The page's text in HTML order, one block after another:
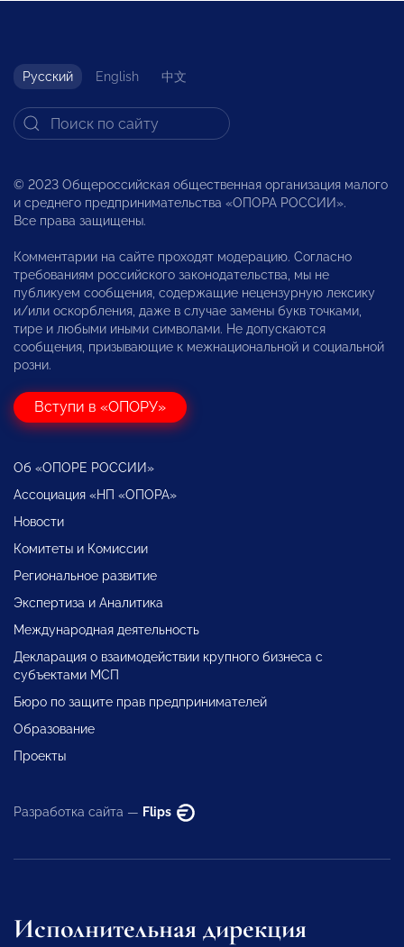
Русский English 中文
© 2023 Общероссийская общественная организация малого
и среднего предпринимательства «ОПОРА РОССИИ».
Все права защищены.
Комментарии на сайте проходят модерацию. Согласно
требованиям российского законодательства, мы не
публикуем сообщения, содержащие нецензурную лексику
и/или оскорбления, даже в случае замены букв точками,
тире и любыми иными символами. Не допускаются
сообщения, призывающие к межнациональной и социальной
розни.
Вступи в «ОПОРУ»
Об «ОПОРЕ РОССИИ»
Ассоциация «НП «ОПОРА»
Новости
Комитеты и Комиссии
Региональное развитие
Экспертиза и Аналитика
Международная деятельность
Декларация о взаимодействии крупного бизнеса с
субъектами МСП
Бюро по защите прав предпринимателей
Образование
Проекты
Разработка сайта — Flips
Исполнительная дирекция